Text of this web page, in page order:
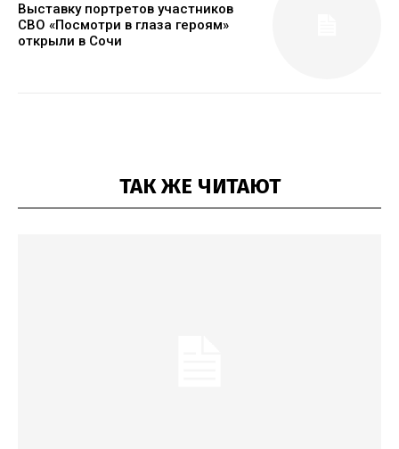
Выставку портретов участников
СВО «Посмотри в глаза героям»
открыли в Сочи
ТАК ЖЕ ЧИТАЮТ